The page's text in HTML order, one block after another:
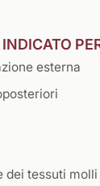
esterna
dei tessuti molli